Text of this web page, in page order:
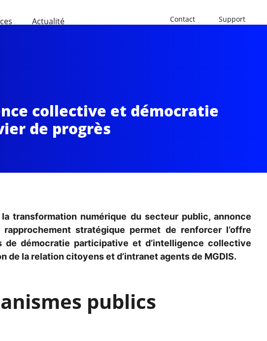
Actualité Contact Support
collective et démocratie
de progrès
transformation numérique du secteur public, annonce
stratégique permet de renforcer l’offre
de démocratie participative et d’intelligence collective
de la relation citoyenset d’intranet agentsde MGDIS.
publics